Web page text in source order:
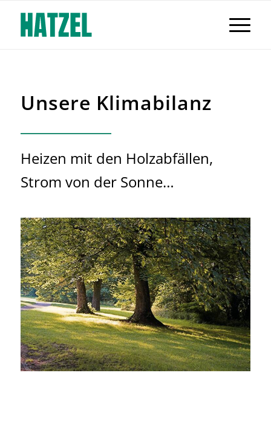
Unsere Klimabilanz
Heizen mit den Holzabfällen,
Strom von der Sonne…